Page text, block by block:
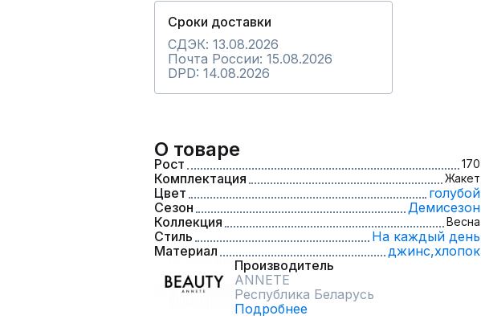
Сроки доставки
СДЭК: 13.08.2026
Почта России: 15.08.2026
DPD: 14.08.2026
О товаре
Рост 170
Комплектация Жакет
Цвет
голубой
Сезон
Демисезон
Коллекция
Весна
Стиль
На каждый день
Материал
джинс,хлопок
Производитель
ANNETE
Республика Беларусь
Подробнее